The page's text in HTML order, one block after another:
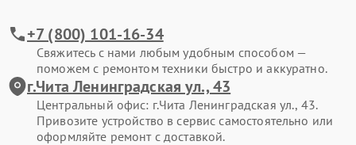
+7 (800) 101-16-34
Свяжитесь с нами любым удобным способом —
поможем с ремонтом техники быстро и аккуратно.
г.Чита Ленинградская ул., 43
Центральный офис: г.Чита Ленинградская ул., 43.
Привозите устройство в сервис самостоятельно или
оформляйте ремонт с доставкой.